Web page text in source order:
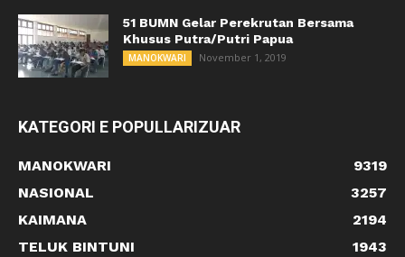
51 BUMN Gelar Perekrutan Bersama
Khusus Putra/Putri Papua
MANOKWARI November 1, 2019
KATEGORI E POPULLARIZUAR
MANOKWARI
9319
NASIONAL
3257
KAIMANA
2194
TELUK BINTUNI
1943